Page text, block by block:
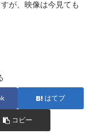
が、映像は今見ても
はてブ
コピー